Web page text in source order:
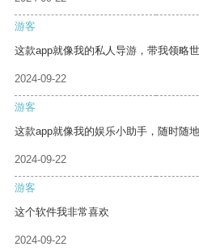
游客
这款app就像我的私人导游，带我领略
2024-09-22
游客
这款app就像我的娱乐小助手，随时随
2024-09-22
游客
这个软件我非常喜欢
2024-09-22